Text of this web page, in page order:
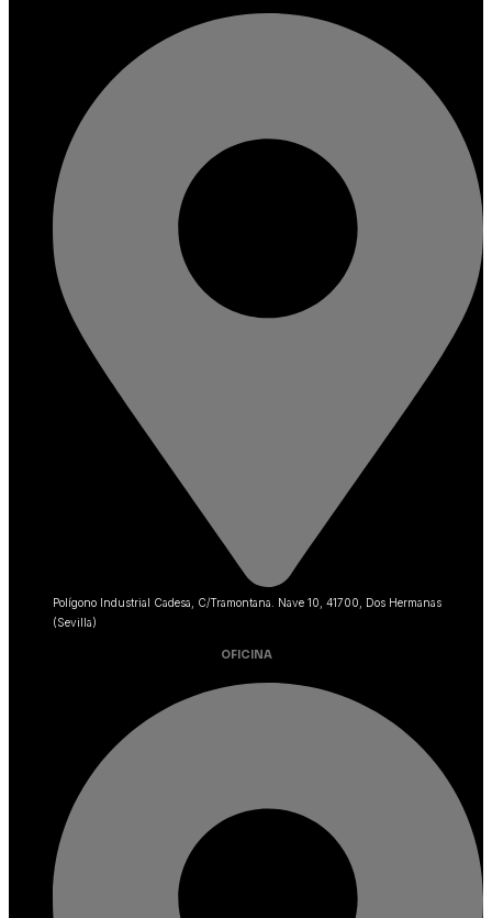
Polígono Industrial Cadesa, C/Tramontana. Nave 10, 41700, Dos Hermanas
(Sevilla)
OFICINA